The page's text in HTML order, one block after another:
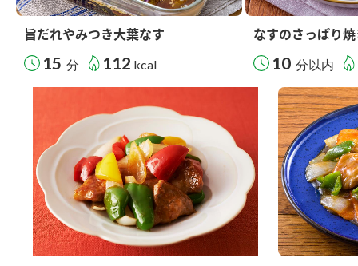
旨だれやみつき大葉なす
15 分 112 kcal
なすのさっぱり
10 分以内